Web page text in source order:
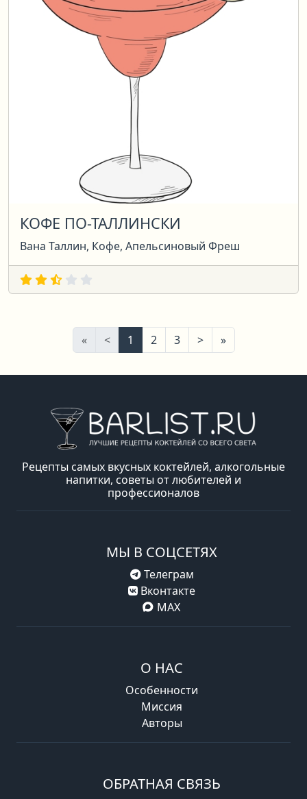
КОФЕ ПО-ТАЛЛИНСКИ
Вана Таллин, Кофе, Апельсиновый Фреш
«Первая
<Предыдущая
1 2 3 >Следующая
»Последняя
Рецепты самых вкусных коктейлей, алкогольные
напитки, советы от любителей и
профессионалов
МЫ В СОЦСЕТЯХ
Телеграм
Вконтакте
MAX
О НАС
Особенности
Миссия
Авторы
ОБРАТНАЯ СВЯЗЬ